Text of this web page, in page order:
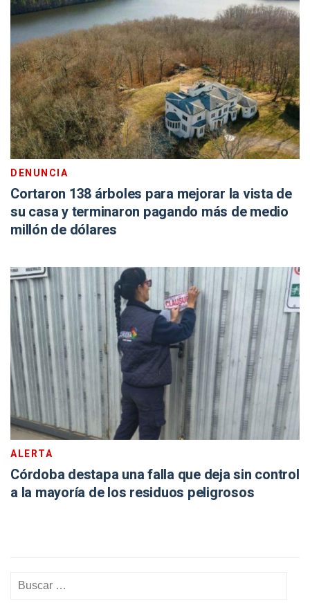
DENUNCIA
Cortaron 138 árboles para mejorar la vista de
su casa y terminaron pagando más de medio
millón de dólares
ALERTA
Córdoba destapa una falla que deja sin control
a la mayoría de los residuos peligrosos